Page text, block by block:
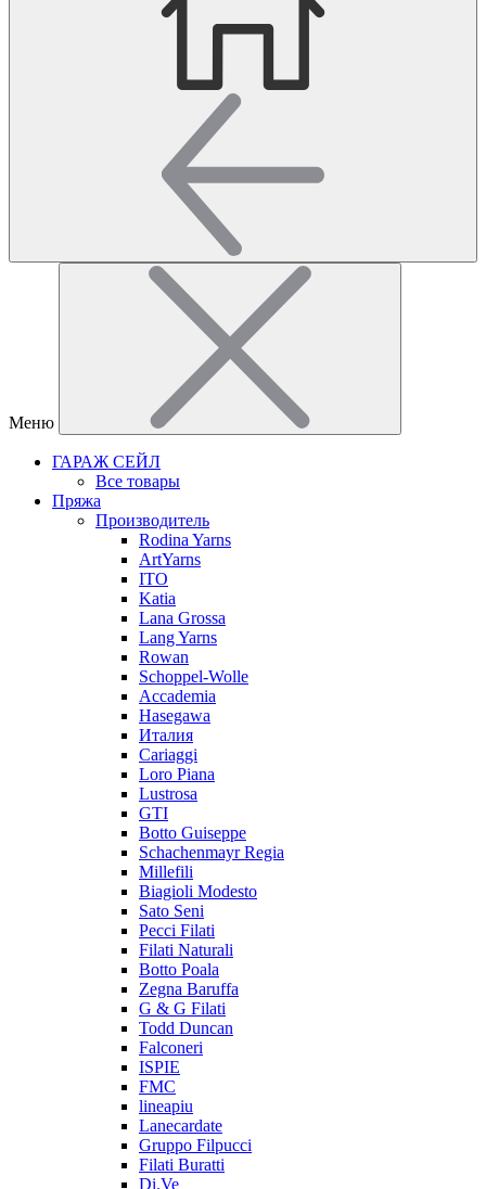
Меню
ГАРАЖ СЕЙЛ
Все товары
Пряжа
Производитель
Rodina Yarns
ArtYarns
ITO
Katia
Lana Grossa
Lang Yarns
Rowan
Schoppel-Wolle
Accademia
Hasegawa
Италия
Cariaggi
Loro Piana
Lustrosa
GTI
Botto Guiseppe
Schachenmayr Regia
Millefili
Biagioli Modesto
Sato Seni
Pecci Filati
Filati Naturali
Botto Poala
Zegna Baruffa
G & G Filati
Todd Duncan
Falconeri
ISPIE
FMC
lineapiu
Lanecardate
Gruppo Filpucci
Filati Buratti
Di.Ve